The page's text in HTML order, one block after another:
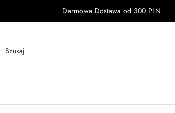
Darmowa Dostawa od 300 PLN